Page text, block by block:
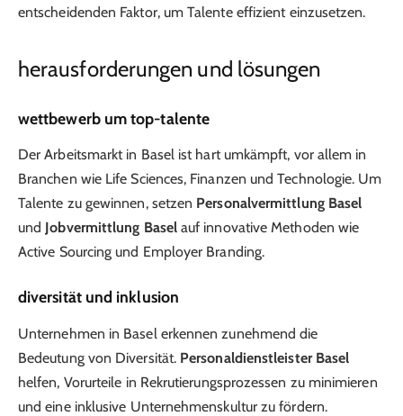
entscheidenden Faktor, um Talente effizient einzusetzen.
herausforderungen und lösungen
wettbewerb um top-talente
Der Arbeitsmarkt in Basel ist hart umkämpft, vor allem in
Branchen wie Life Sciences, Finanzen und Technologie. Um
Talente zu gewinnen, setzen Personalvermittlung Basel
und Jobvermittlung Baselauf innovative Methoden wie
Active Sourcing und Employer Branding.
diversität und inklusion
Unternehmen in Basel erkennen zunehmend die
Bedeutung von Diversität. Personaldienstleister Basel
helfen, Vorurteile in Rekrutierungsprozessen zu minimieren
und eine inklusive Unternehmenskultur zu fördern.